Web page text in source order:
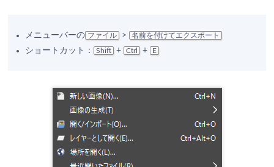
メニューバーの ファイル > 名前を付けてエクスポート
ショートカット： Shift + Ctrl + E